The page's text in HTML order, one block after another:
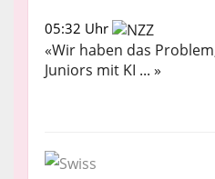
05:32 Uhr
«Wir haben das
Juniors mit KI ... »